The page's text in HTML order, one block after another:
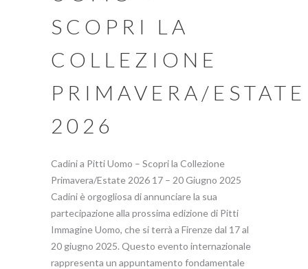
SCOPRI LA
COLLEZIONE
PRIMAVERA/ESTATE
2026
Cadini a Pitti Uomo – Scopri la Collezione
Primavera/Estate 2026 17 – 20 Giugno 2025
Cadini è orgogliosa di annunciare la sua
partecipazione alla prossima edizione di Pitti
Immagine Uomo, che si terrà a Firenze dal 17 al
20 giugno 2025. Questo evento internazionale
rappresenta un appuntamento fondamentale